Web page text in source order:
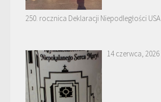
250. rocznica Deklaracji Niepodległości USA
14 czerwca, 2026